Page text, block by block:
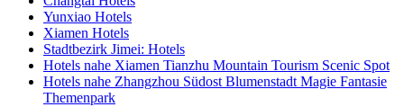
Yunxiao Hotels
Xiamen Hotels
Stadtbezirk Jimei: Hotels
Hotels nahe Xiamen Tianzhu Mountain Tourism Scenic Spot
Hotels nahe Zhangzhou Südost Blumenstadt Magie Fantasie
Themenpark